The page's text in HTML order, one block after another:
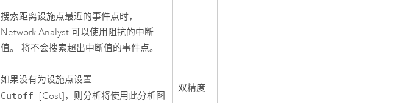
搜索距离设施点最近的事件点时，
Network Analyst 可以使用阻抗的中断
值。 将不会搜索超出中断值的事件点。
如果没有为设施点设置
Cutoff_ [Cost]，则分析将使用此分析图
双精度